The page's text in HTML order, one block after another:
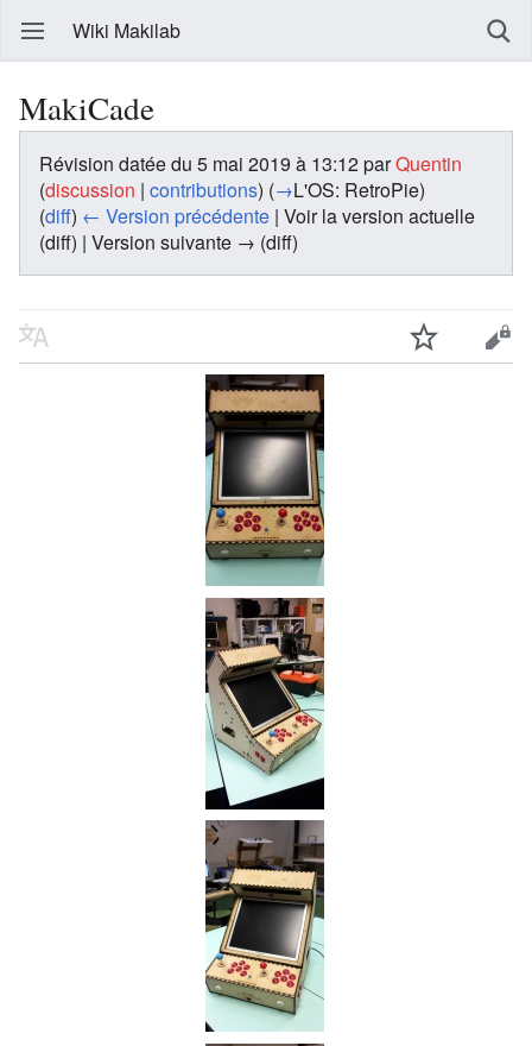
Wiki Makilab
MakiCade
Révision datée du 5 mai 2019 à 13:12 parQuentin
(discussion | contributions) (→L'OS: RetroPie)
(diff) ← Version précédente | Voir la version actuelle
(diff) | Version suivante → (diff)